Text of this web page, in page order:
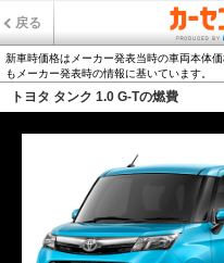
戻る
新車時価格はメーカー発表当時の車両本体
もメーカー発表時の情報に基いています。
トヨタ タンク 1.0 G-Tの燃費